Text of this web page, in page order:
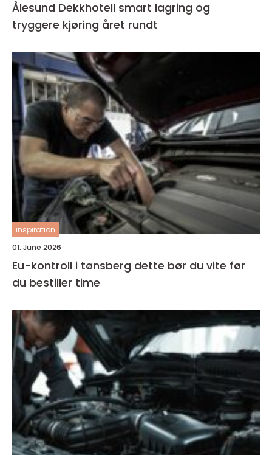
Ålesund Dekkhotell smart lagring og
tryggere kjøring året rundt
inspiration
01. June 2026
Eu-kontroll i tønsberg dette bør du vite før
du bestiller time